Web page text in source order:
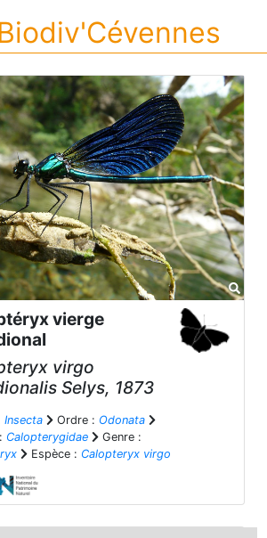
vierge
virgo
Selys, 1873
Insecta Ordre : Odonata
Calopterygidae
Genre :
Espèce : Calopteryx virgo